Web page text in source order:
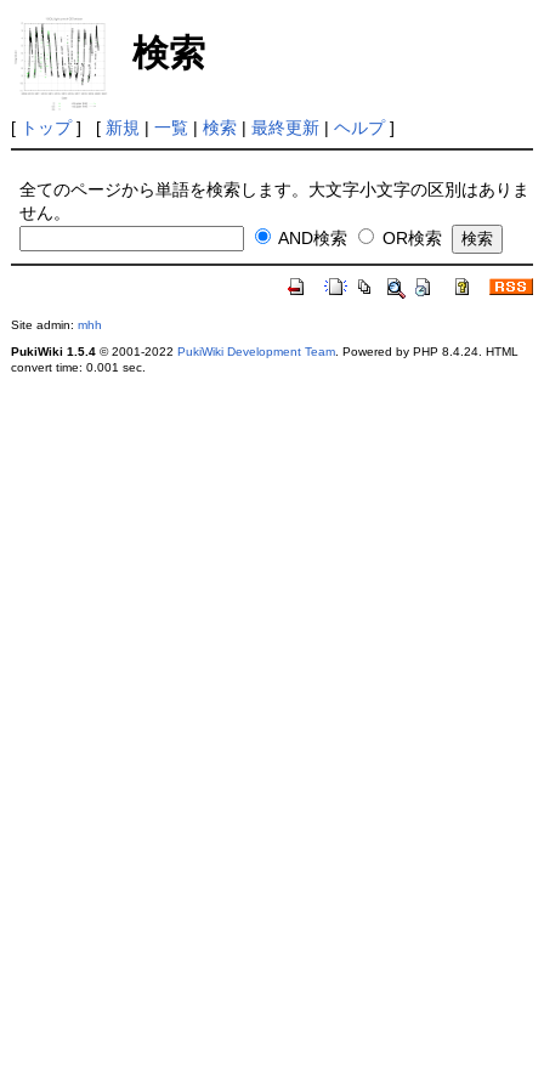
検索
[ トップ] [ 新規 | 一覧| 検索| 最終更新| ヘルプ]
全てのページから単語を検索します。大文字小文字の区別はありま
せん。
AND検索
OR検索
Site admin: mhh
PukiWiki 1.5.4© 2001-2022 PukiWiki Development Team. Powered by PHP 8.4.24. HTML
convert time: 0.001 sec.